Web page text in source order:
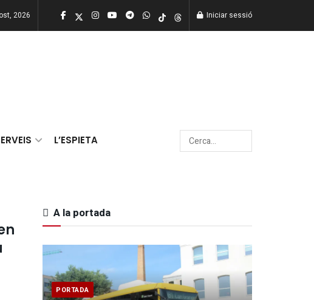
2026 Iniciar sessió
L’ESPIETA
A la portada
PORTADA